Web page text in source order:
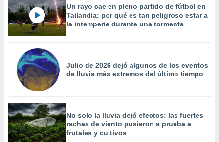
Un rayo cae en pleno partido de fútbol en
Tailandia: por qué es tan peligroso estar a
la intemperie durante una tormenta
Julio de 2026 dejó algunos de los eventos
de lluvia más extremos del último tiempo
No solo la lluvia dejó efectos: las fuertes
rachas de viento pusieron a prueba a
frutales y cultivos